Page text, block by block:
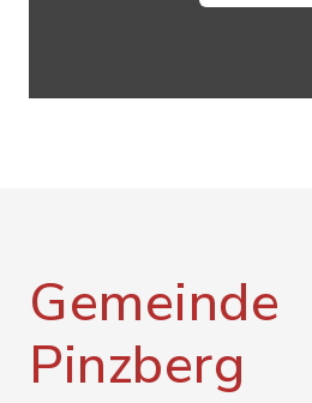
Gemeinde
Pinzberg